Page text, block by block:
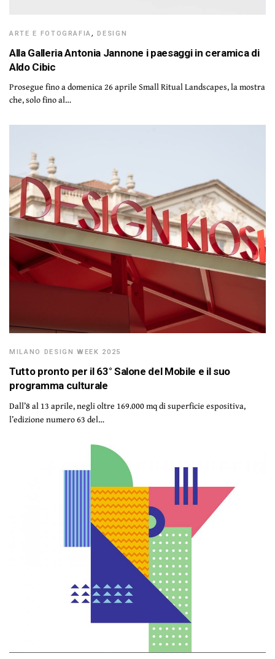
ARTE E FOTOGRAFIA,DESIGN
Alla Galleria Antonia Jannone i paesaggi in ceramica di
Aldo Cibic
Prosegue fino a domenica 26 aprile Small Ritual Landscapes, la mostra
che, solo fino al…
MILANO DESIGN WEEK 2025
Tutto pronto per il 63° Salone del Mobile e il suo
programma culturale
Dall’8 al 13 aprile, negli oltre 169.000 mq di superficie espositiva,
l’edizione numero 63 del…